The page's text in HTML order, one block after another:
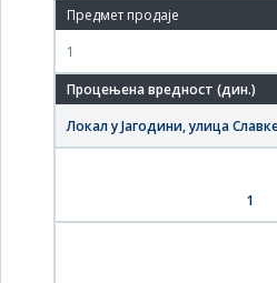
1
Локал у Јагодини, улица
1